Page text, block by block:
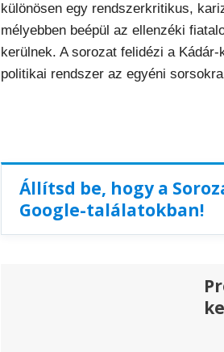
különösen egy rendszerkritikus,
mélyebben beépül az ellenzéki
kerülnek. A sorozat felidézi a
politikai rendszer az egyéni
Állítsd be, hogy a
Google-találatokban!